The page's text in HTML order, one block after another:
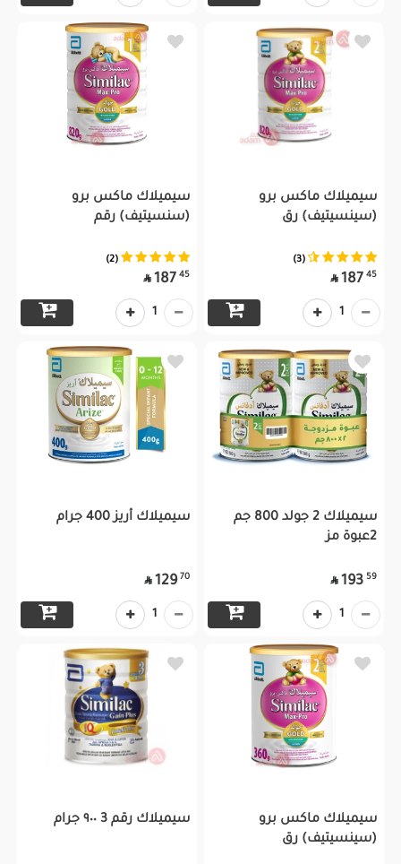
سيميلاك ماكس برو
(سينسيتيف) رق
(3)
45
187

1
سيميلاك ماكس برو
(سنسيتيف) رقم
(2)
45
187

1
سيميلاك 2 جولد 800 جم
2عبوة مز
59
193

1
سيميلاك أريز 400 جرام
70
129

1
سيميلاك ماكس برو
(سينسيتيف) رق
سيميلاك رقم 3 ٩٠٠ جرام